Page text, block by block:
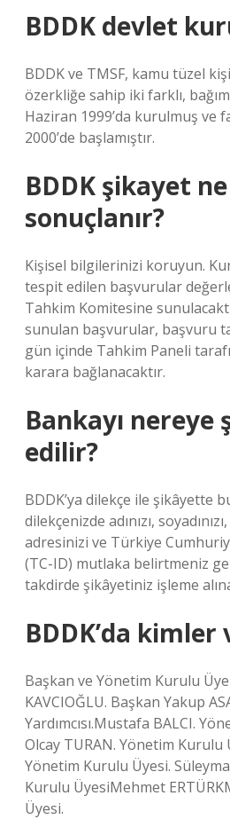
BDDK devlet
BDDK ve TMSF, kamu tüzel
özerkliğe sahip iki farklı,
Haziran 1999’da kurulmuş ve
2000’de başlamıştır.
BDDK şikayet
sonuçlanır?
Kişisel bilgilerinizi koruyun.
tespit edilen başvurular
Tahkim Komitesine
sunulan başvurular, başvuru
gün içinde Tahkim Paneli
karara bağlanacaktır.
Bankayı nereye
edilir?
BDDK’ya dilekçe ile şikâyette
dilekçenizde adınızı,
adresinizi ve Türkiye
(TC-ID) mutlaka belirtmeniz
takdirde şikâyetiniz işleme
BDDK’da kimler
Başkan ve Yönetim Kurulu
KAVCIOĞLU. Başkan Yakup
Yardımcısı.Mustafa BALCI.
Olcay TURAN. Yönetim Kurulu
Yönetim Kurulu Üyesi.
Kurulu ÜyesiMehmet
Üyesi.